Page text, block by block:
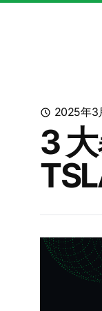
2025年3
3